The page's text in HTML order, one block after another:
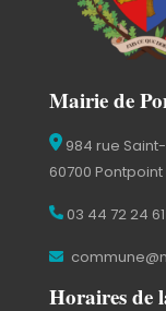
Mairie de
984 rue
60700 Pontpoint
03 44 72 24 61
Horaires de